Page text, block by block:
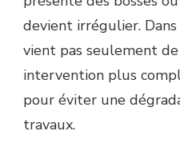
devient irrégulier.
vient pas seulement
intervention plus
pour éviter une
travaux.